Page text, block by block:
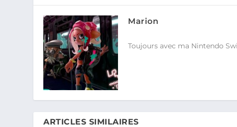
Marion
Toujours avec ma Nintendo
ARTICLES SIMILAIRES